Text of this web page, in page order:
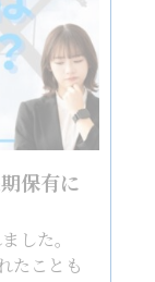
保有に
した。
たことも